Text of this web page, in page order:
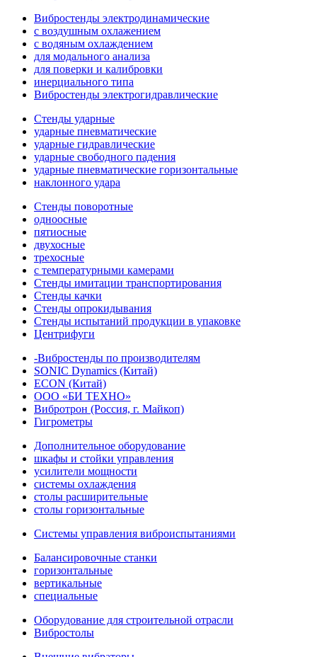
Вибростенды электродинамические
с воздушным охлажением
с водяным охлаждением
для модального анализа
для поверки и калибровки
инерциального типа
Вибростенды электрогидравлические
Стенды ударные
ударные пневматические
ударные гидравлические
ударные свободного падения
ударные пневматические горизонтальные
наклонного удара
Стенды поворотные
одноосные
пятиосные
двухосные
трехосные
с температурными камерами
Стенды имитации транспортирования
Стенды качки
Стенды опрокидывания
Стенды испытаний продукции в упаковке
Центрифуги
-Вибростенды по производителям
SONIC Dynamics (Китай)
ECON (Китай)
ООО «БИ ТЕХНО»
Вибротрон (Россия, г. Майкоп)
Гигрометры
Дополнительное оборудование
шкафы и стойки управления
усилители мощности
системы охлаждения
столы расширительные
столы горизонтальные
Системы управления виброиспытаниями
Балансировочные станки
горизонтальные
вертикальные
специальные
Оборудование для строительной отрасли
Вибростолы